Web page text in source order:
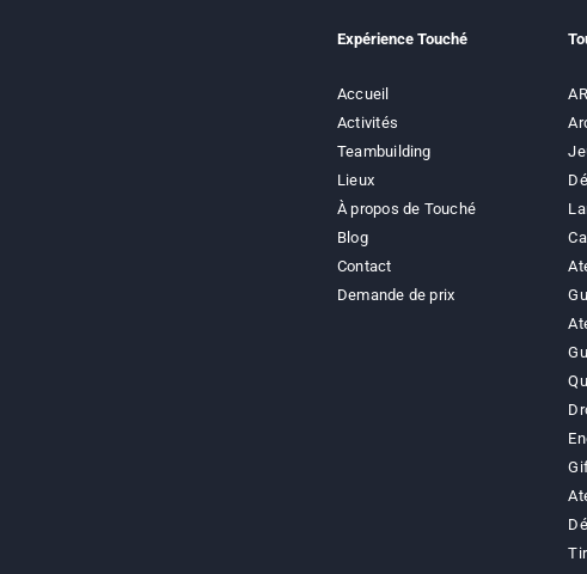
Expérience Touché
Accueil
Activités
Teambuilding
Lieux
À propos de Touché
Blog
Contact
Demande de prix